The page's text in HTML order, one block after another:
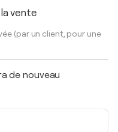
vente
(par un client, pour une
de nouveau